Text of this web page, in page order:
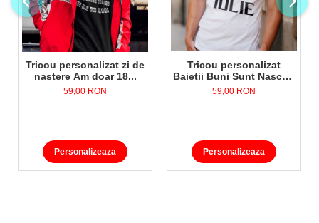
Tricou personalizat zi de
nastere Am doar 18...
59,00 RON
Personalizeaza
Tricou personalizat
Baietii Buni Sunt Nascuti
in...
59,00 RON
Personalizeaza